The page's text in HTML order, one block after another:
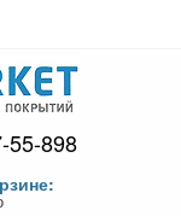
55-898